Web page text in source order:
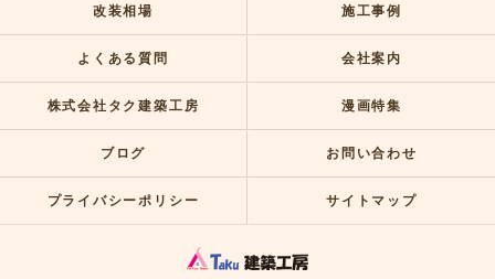
改装相場 施工事例
よくある質問 会社案内
株式会社タク建築工房 漫画特集
ブログ お問い合わせ
プライバシーポリシー サイトマップ